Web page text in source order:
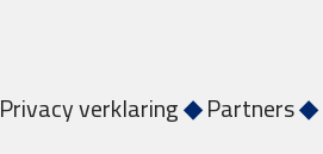
Privacy verklaring◆Partners◆